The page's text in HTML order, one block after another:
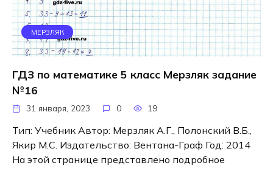
МЕРЗЛЯК
ГДЗ по математике 5 класс Мерзляк задание
№16
31 января, 2023 0 19
Тип: Учебник Автор: Мерзляк А.Г., Полонский В.Б.,
Якир М.С. Издательство: Вентана-Граф Год: 2014
На этой странице представлено подробное